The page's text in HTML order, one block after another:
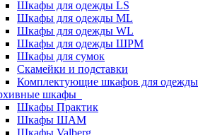
Шкафы для одежды LS
Шкафы для одежды ML
Шкафы для одежды WL
Шкафы для одежды ШРМ
Шкафы для сумок
Скамейки и подставки
Комплектующие шкафов для одежды
шкафы
Шкафы Практик
Шкафы ШАМ
Шкафы Valberg